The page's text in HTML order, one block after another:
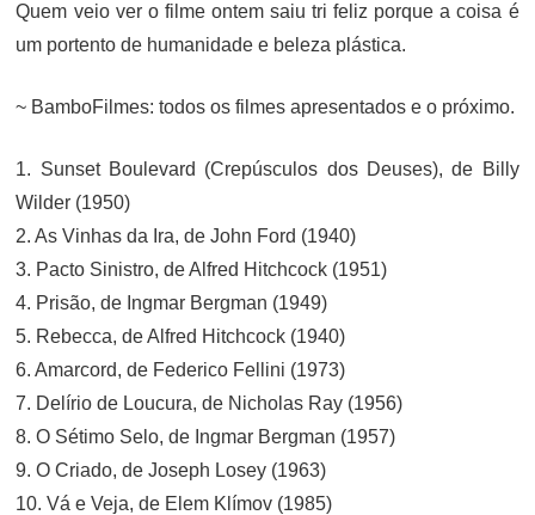
Quem veio ver o filme ontem saiu tri feliz porque a coisa é
um portento de humanidade e beleza plástica.
~ BamboFilmes: todos os filmes apresentados e o próximo.
1. Sunset Boulevard (Crepúsculos dos Deuses), de Billy
Wilder (1950)
2. As Vinhas da Ira, de John Ford (1940)
3. Pacto Sinistro, de Alfred Hitchcock (1951)
4. Prisão, de Ingmar Bergman (1949)
5. Rebecca, de Alfred Hitchcock (1940)
6. Amarcord, de Federico Fellini (1973)
7. Delírio de Loucura, de Nicholas Ray (1956)
8. O Sétimo Selo, de Ingmar Bergman (1957)
9. O Criado, de Joseph Losey (1963)
10. Vá e Veja, de Elem Klímov (1985)